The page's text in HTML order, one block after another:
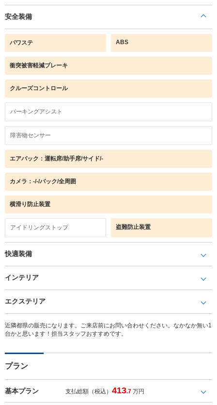
安全装備
パワステ ABS
衝突被害軽減ブレーキ
クルーズコントロール
パーキングアシスト
障害物センサー
エアバック：運転席/助手席/サイド/-
カメラ：-/-/バック/全周囲
横滑り防止装置
アイドリングストップ 盗難防止装置
快適装備
インテリア
エクステリア
近隣都県の販売になります。ご来店前にお問い合わせください。なかなか無い1
台かと思います！担当スタッフおすすめです。
プラン
基本プラン 支払総額（税込）413.7 万円